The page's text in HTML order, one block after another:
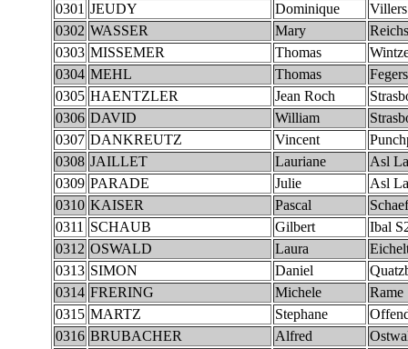
0301 JEUDY Dominique
0302 WASSER Mary
0303 MISSEMER Thomas
0304 MEHL Thomas
0305 HAENTZLER Jean Roch
0306 DAVID William
0307 DANKREUTZ Vincent
0308 JAILLET Lauriane
Asl
0309 PARADE Julie
Asl
0310 KAISER Pascal
0311
SCHAUB Gilbert
Ibal
0312 OSWALD Laura
0313 SIMON Daniel
0314 FRERING Michele
Rame
0315 MARTZ Stephane
0316 BRUBACHER Alfred